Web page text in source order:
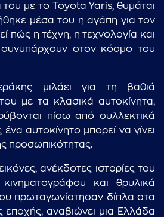
με το Toyota Yaris, θυμάται
μέσα του η αγάπη για τον
πώς η τέχνη, η τεχνολογία και
συνυπάρχουν στον κόσμο του
μιλάει για τη βαθιά
με τα κλασικά αυτοκίνητα,
πίσω από συλλεκτικά
αυτοκίνητο μπορεί να γίνει
προσωπικότητας.
ανέκδοτες ιστορίες του
και θρυλικά
πρωταγωνίστησαν δίπλα στα
αναβιώνει μια Ελλάδα